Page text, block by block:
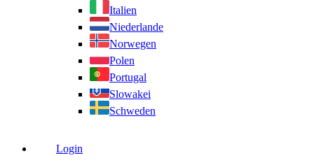
Italien
Niederlande
Norwegen
Polen
Portugal
Slowakei
Schweden
Login